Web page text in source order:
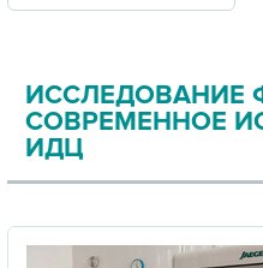
ПРАВОВАЯ ИНФОРМАЦИЯ
ИССЛЕДОВАНИЕ
СОВРЕМЕННОЕ
ИДЦ